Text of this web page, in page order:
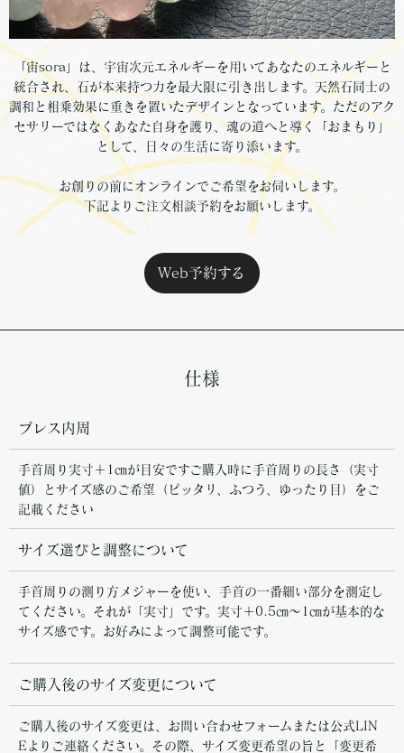
「宙sora」は、宇宙次元エネルギーを用いてあなたのエネルギーと
統合され、石が本来持つ力を最大限に引き出します。天然石同士の
調和と相乗効果に重きを置いたデザインとなっています。ただのアク
セサリーではなくあなた自身を護り、魂の道へと導く「おまもり」
として、日々の生活に寄り添います。
お創りの前にオンラインでご希望をお伺いします。
下記よりご注文相談予約をお願いします。
Web予約する
仕様
ブレス内周
手首周り実寸＋1㎝が目安ですご購入時に手首周りの長さ（実寸
値）とサイズ感のご希望（ピッタリ、ふつう、ゆったり目）をご
記載ください
サイズ選びと調整について
手首周りの測り方メジャーを使い、手首の一番細い部分を測定し
てください。それが「実寸」です。実寸＋0.5㎝～1㎝が基本的な
サイズ感です。お好みによって調整可能です。
ご購入後のサイズ変更について
ご購入後のサイズ変更は、お問い合わせフォームまたは公式LIN
Eよりご連絡ください。その際、サイズ変更希望の旨と「変更希